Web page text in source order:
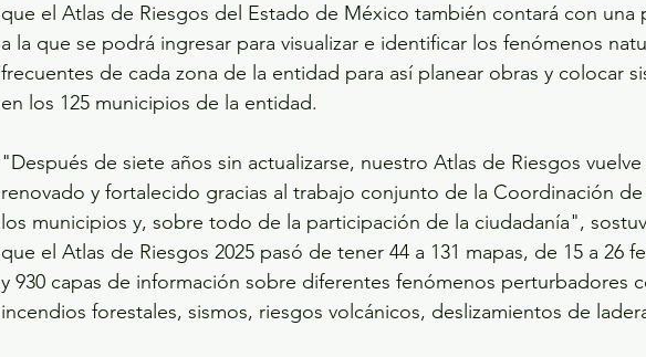
que el Atlas de Riesgos del Estado de México también contará con una
a la que se podrá ingresar para visualizar e identificar los fenómenos
frecuentes de cada zona de la entidad para así planear obras y colocar
en los 125 municipios de la entidad.
"Después de siete años sin actualizarse, nuestro Atlas de Riesgos
renovado y fortalecido gracias al trabajo conjunto de la Coordinación
los municipios y, sobre todo de la participación de la ciudadanía",
que el Atlas de Riesgos 2025 pasó de tener 44 a 131 mapas, de 15 a 26
y 930 capas de información sobre diferentes fenómenos perturbadores
incendios forestales, sismos, riesgos volcánicos, deslizamientos de